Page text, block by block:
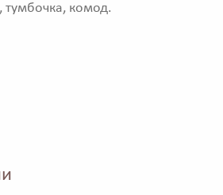
тумбочка, комод.